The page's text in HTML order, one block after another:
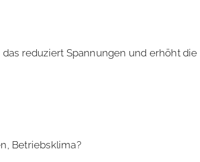
das reduziert Spannungen und erhöht
Betriebsklima?